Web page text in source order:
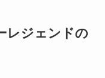
レジェンドの